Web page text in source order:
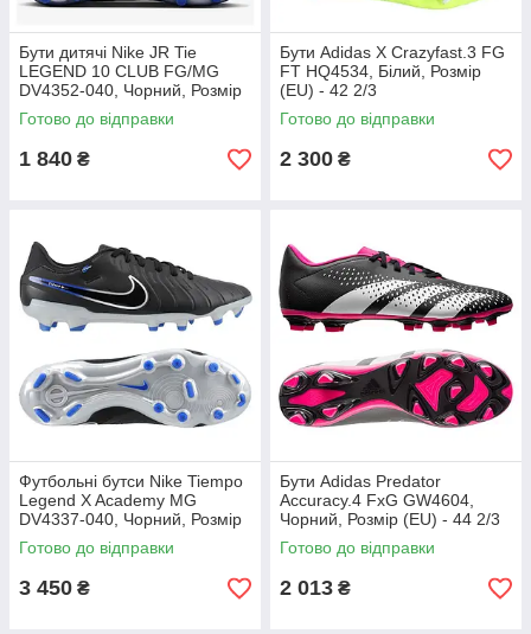
Бути дитячі Nike JR Tie
LEGEND 10 CLUB FG/MG
DV4352-040, Чорний, Розмір
(EU) - 38.5
Готово до відправки
1 840 ₴
Бути Adidas X Crazyfast.3 FG
FT HQ4534, Білий, Розмір
(EU) - 42 2/3
Готово до відправки
2 300 ₴
Футбольні бутси Nike Tiempo
Legend X Academy MG
DV4337-040, Чорний, Розмір
(EU) - 43
Готово до відправки
3 450 ₴
Бути Adidas Predator
Accuracy.4 FxG GW4604,
Чорний, Розмір (EU) - 44 2/3
Готово до відправки
2 013 ₴